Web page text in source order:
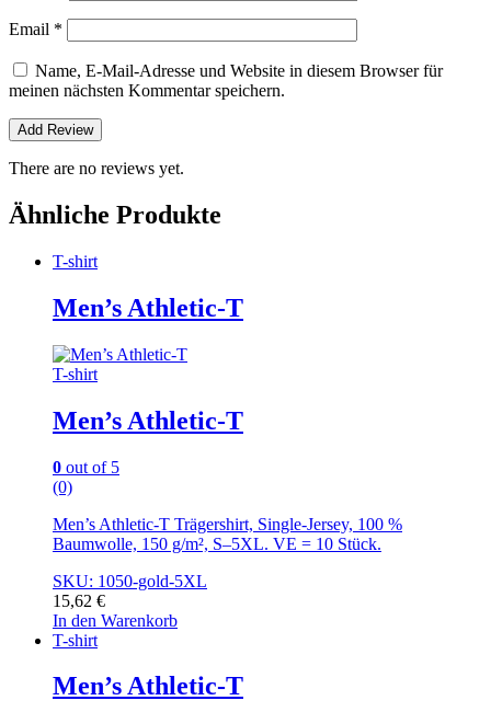
Email *
Name, E-Mail-Adresse und Website in diesem Browser für
meinen nächsten Kommentar speichern.
There are no reviews yet.
Ähnliche Produkte
T-shirt
Men’s Athletic-T
T-shirt
Men’s Athletic-T
0 out of 5
(0)
Men’s Athletic-T Trägershirt, Single-Jersey, 100 %
Baumwolle, 150 g/m², S–5XL. VE = 10 Stück.
SKU: 1050-gold-5XL
15,62 €
In den Warenkorb
T-shirt
Men’s Athletic-T